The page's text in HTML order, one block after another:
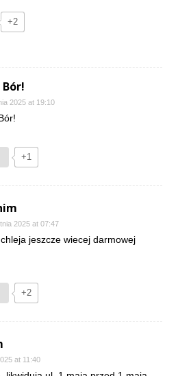
+2
2025 at 19:10
+1
2025 at 07:47
jeszcze wiecej darmowej
+2
at 11:40